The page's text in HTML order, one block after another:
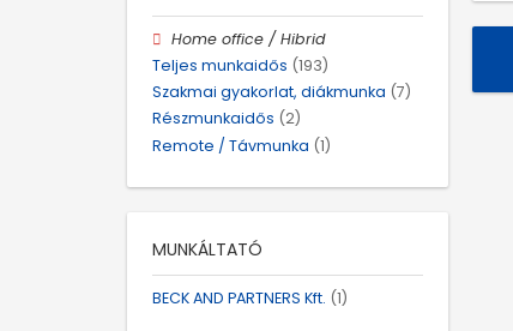
Home office / Hibrid
Teljes munkaidős (193)
Szakmai gyakorlat, diákmunka (7)
Részmunkaidős (2)
Remote / Távmunka (1)
MUNKÁLTATÓ
BECK AND PARTNERS Kft. (1)